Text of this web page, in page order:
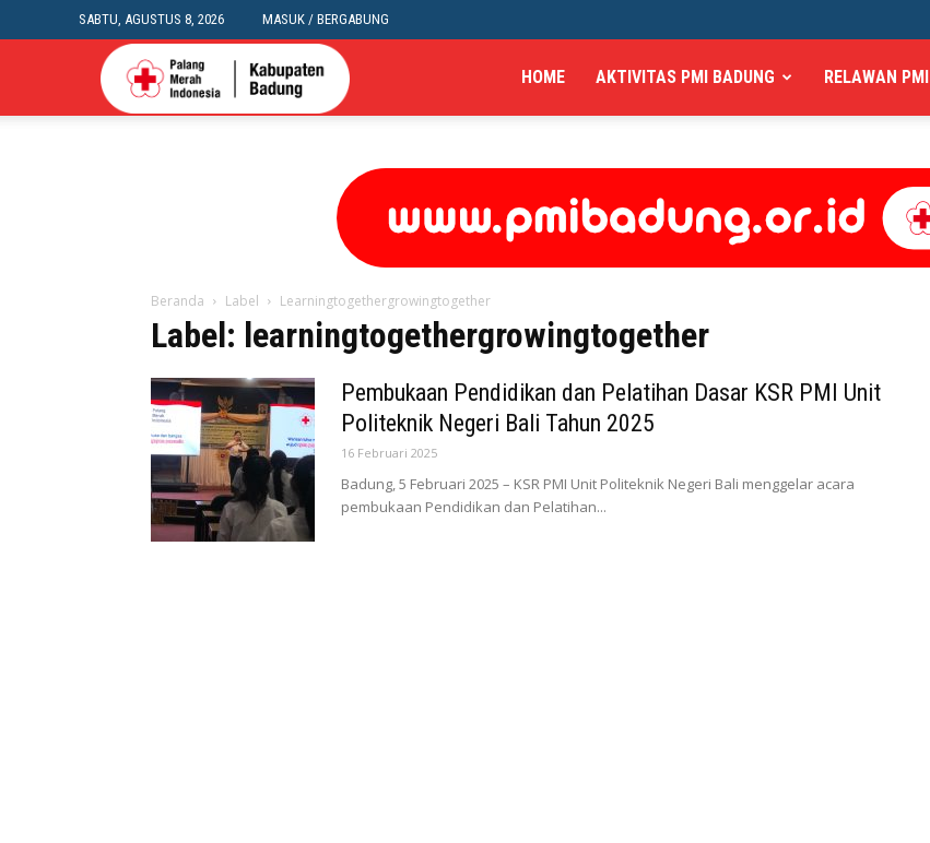
SABTU, AGUSTUS 8, 2026 MASUK / BERGABUNG
PMI HOME AKTIVITAS PMI BADUNG RELAWAN PMI
Beranda Label Learningtogethergrowingtogether
Label: learningtogethergrowingtogether
Pembukaan Pendidikan dan Pelatihan Dasar KSR PMI Unit
Politeknik Negeri Bali Tahun 2025
16 Februari 2025
Badung, 5 Februari 2025 – KSR PMI Unit Politeknik Negeri Bali menggelar acara
pembukaan Pendidikan dan Pelatihan...